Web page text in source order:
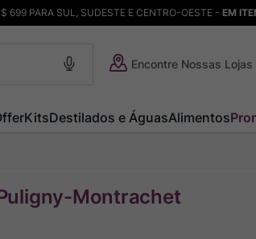
699 PARA SUL, SUDESTE E CENTRO-OESTE - EM
Encontre Nossas Lojas
KitsDestilados e ÁguasAlimentos
Montrachet